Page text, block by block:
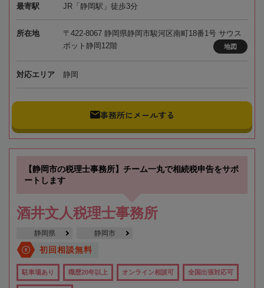
最寄駅 JR「静岡駅」徒歩3分
所在地
〒422-8067 静岡県静岡市駿河区南町18番1号 サウス
ポット静岡12階
地図
対応エリア 静岡
事務所にメールする
【静岡市の税理士事務所】チーム一丸で相続税申告をサポ
ートします
酒井文人税理士事務所
静岡県 静岡市
初回相談無料
駐車場あり 職歴20年以上 オンライン相談可 全国出張対応可